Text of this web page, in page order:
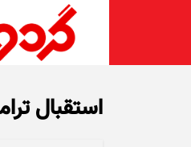
استقبال